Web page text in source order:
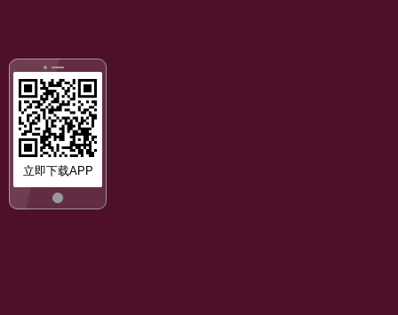
立即下载APP